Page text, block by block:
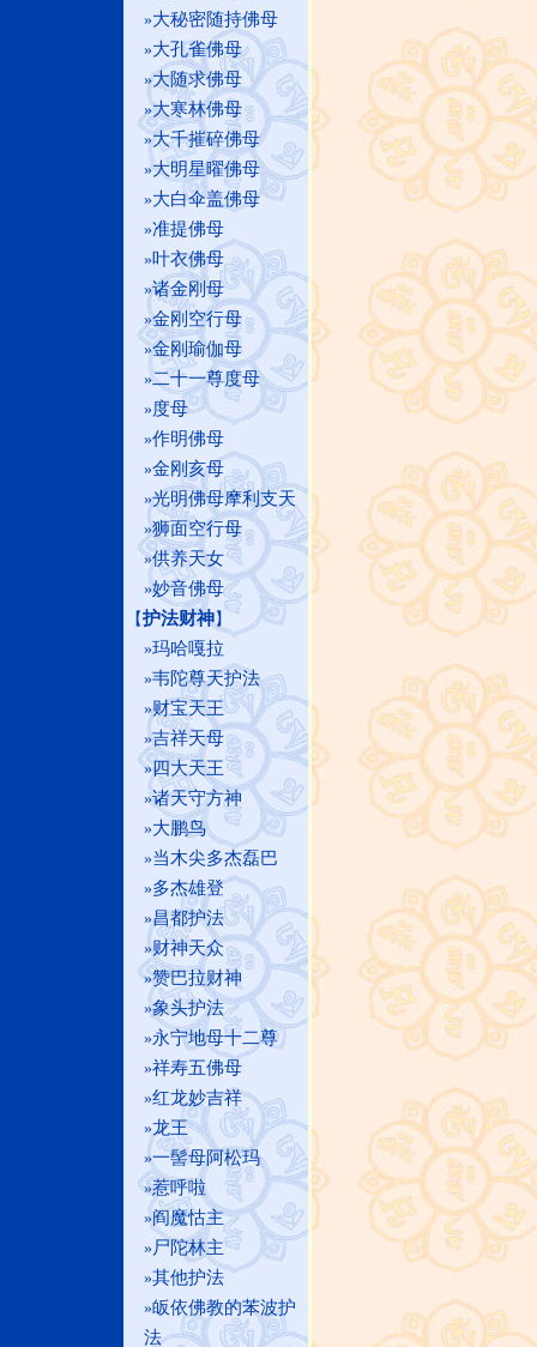
»大秘密随持佛母
»大孔雀佛母
»大随求佛母
»大寒林佛母
»大千摧碎佛母
»大明星曜佛母
»大白伞盖佛母
»准提佛母
»叶衣佛母
»诸金刚母
»金刚空行母
»金刚瑜伽母
»二十一尊度母
»度母
»作明佛母
»金刚亥母
»光明佛母摩利支天
»狮面空行母
»供养天女
»妙音佛母
【护法财神】
»玛哈嘎拉
»韦陀尊天护法
»财宝天王
»吉祥天母
»四大天王
»诸天守方神
»大鹏鸟
»当木尖多杰磊巴
»多杰雄登
»昌都护法
»财神天众
»赞巴拉财神
»象头护法
»永宁地母十二尊
»祥寿五佛母
»红龙妙吉祥
»龙王
»一髻母阿松玛
»惹呼啦
»阎魔怙主
»尸陀林主
»其他护法
»皈依佛教的苯波护
法